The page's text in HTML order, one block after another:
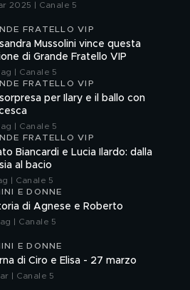
2025 | Canale 5
FRATELLO VIP
Mussolini vince questa
di Grande Fratello VIP
| Canale 5
FRATELLO VIP
per Ilary e il ballo con
| Canale 5
FRATELLO VIP
Biancardi e Lucia Ilardo: dalla
al bacio
| Canale 5
E DONNE
di Agnese e Roberto
| Canale 5
E DONNE
di Ciro e Elisa - 27 marzo
| Canale 5